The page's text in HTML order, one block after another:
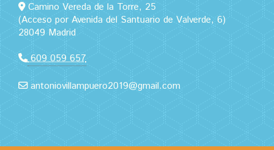
Camino Vereda de la Torre, 25
(Acceso por Avenida del Santuario de Valverde, 6)
28049 Madrid
609 059 657
antoniovillampuero2019@gmail.com